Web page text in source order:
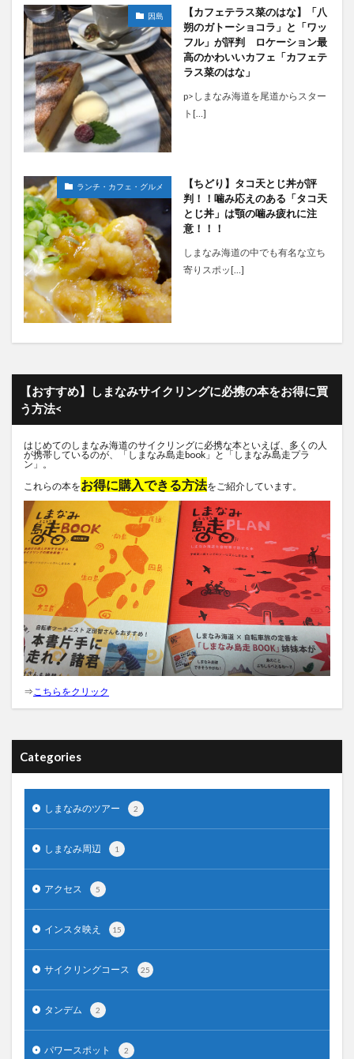
因島
【カフェテラス菜のはな】「八
朔のガトーショコラ」と「ワッ
フル」が評判 ロケーション最
高のかわいいカフェ「カフェテ
ラス菜のはな」
p>しまなみ海道を尾道からスター
ト[…]
ランチ・カフェ・グルメ
【ちどり】タコ天とじ丼が評
判！！噛み応えのある「タコ天
とじ丼」は顎の噛み疲れに注
意！！！
しまなみ海道の中でも有名な立ち
寄りスポッ[…]
【おすすめ】しまなみサイクリングに必携の本をお得に買
う方法<
はじめてのしまなみ海道のサイクリングに必携な本といえば、多くの人
が携帯しているのが、「しまなみ島走book」と「しまなみ島走プラ
ン」。
これらの本をお得に購入できる方法をご紹介しています。
⇒ こちらをクリック
Categories
しまなみのツアー 2
しまなみ周辺 1
アクセス 5
インスタ映え 15
サイクリングコース 25
タンデム 2
パワースポット 2